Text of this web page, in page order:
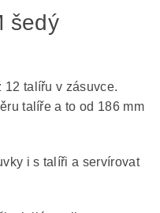
šedý
talířu v zásuvce.
talíře a to od 186 mm
i s talíři a servírovat